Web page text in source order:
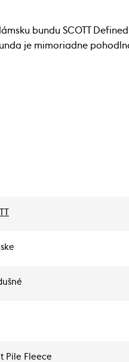
bundu SCOTT
je mimoriadne
Pile Fleece